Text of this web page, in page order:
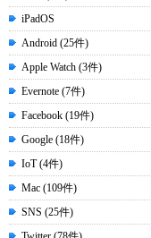
iPadOS
Android (25件)
Apple Watch (3件)
Evernote (7件)
Facebook (19件)
Google (18件)
IoT (4件)
Mac (109件)
SNS (25件)